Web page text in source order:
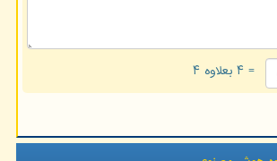
= ۴ بعلاوه ۴